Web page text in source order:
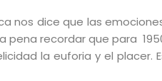
nos dice que las
pena recordar que para
la euforia y el